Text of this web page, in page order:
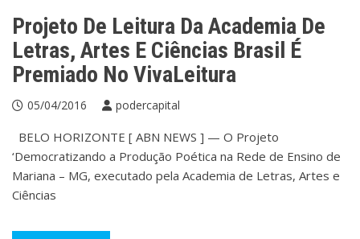
Projeto De Leitura Da Academia De
Letras, Artes E Ciências Brasil É
Premiado No VivaLeitura
05/04/2016 podercapital
BELO HORIZONTE [ ABN NEWS ] — O Projeto
‘Democratizando a Produção Poética na Rede de Ensino de
Mariana – MG, executado pela Academia de Letras, Artes e
Ciências